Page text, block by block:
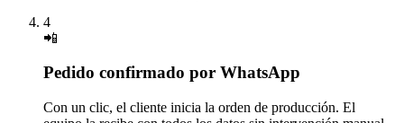
4
📲
Pedido confirmado por WhatsApp
Con un clic, el cliente inicia la orden de producción. El